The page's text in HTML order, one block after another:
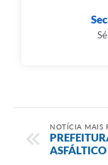
NOTÍCIA MAIS